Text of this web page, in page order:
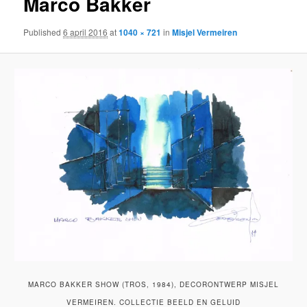
Published6 april 2016 at1040 × 721 inMisjel Vermeiren
MARCO BAKKER SHOW (TROS, 1984), DECORONTWERP MISJEL
VERMEIREN. COLLECTIE BEELD EN GELUID